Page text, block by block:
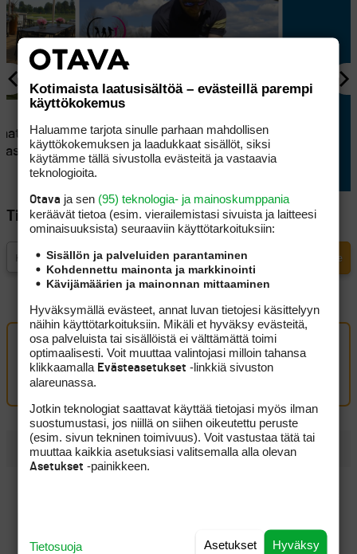
Tommi Laiton vinkit
parempaan wedgepeliin
Tilaa Golfpisteen uutiskirje
Oma kommentti
Kirjaudu sisään kommentoidaksesi
UUSIMMAT
LIV Golf löysi uuden rahoittajan ja sai jatkoaikaa vuoteen
2027
Kotimaista laatusisältöä – evästeillä parempi
käyttökokemus
Haluamme tarjota sinulle parhaan mahdollisen
käyttökokemuksen ja laadukkaat sisällöt, siksi
käytämme tällä sivustolla evästeitä ja vastaavia
teknologioita.
Otava ja sen (95) teknologia- ja mainoskumppania
keräävät tietoa (esim. vierailemis­tasi sivuista ja laitteesi
ominaisuuk­sista) seuraaviin käyttötarkoituksiin:
Sisällön ja palveluiden parantaminen
Kohdennettu mainonta ja markkinointi
Kävijämäärien ja mainonnan mittaaminen
Hyväksymällä evästeet, annat luvan tietojesi käsittelyyn
näihin käyttötarkoituksiin. Mikäli et hyväksy evästeitä,
osa palveluista tai sisällöistä ei välttämättä toimi
optimaalisesti. Voit muuttaa valintojasi milloin tahansa
klikkaamalla Evästeasetukset -linkkiä sivuston
alareunassa.
Jotkin teknologiat saattavat käyttää tietojasi myös ilman
suostumustasi, jos niillä on siihen oikeutettu peruste
(esim. sivun tekninen toimivuus). Voit vastustaa tätä tai
muuttaa kaikkia asetuksiasi valitsemalla alla olevan
Asetukset -painikkeen.
Hyväksy
Asetukset
Tietosuoja